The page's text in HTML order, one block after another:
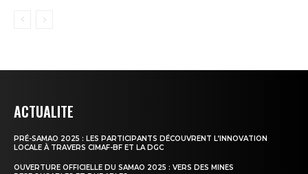
ACTUALITE
PRÉ-SAMAO 2025 : LES PARTICIPANTS DÉCOUVRENT L’INNOVATION
LOCALE À TRAVERS CIMAF-BF ET LA DGC
OUVERTURE OFFICIELLE DU SAMAO 2025 : VERS DES MINES